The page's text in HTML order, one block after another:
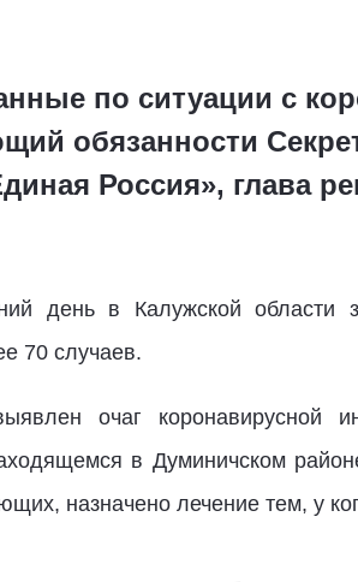
по ситуации с
обязанности
Россия», глава
день в Калужской области
70 случаев.
очаг коронавирусной
в Думиничском
назначено лечение тем, у